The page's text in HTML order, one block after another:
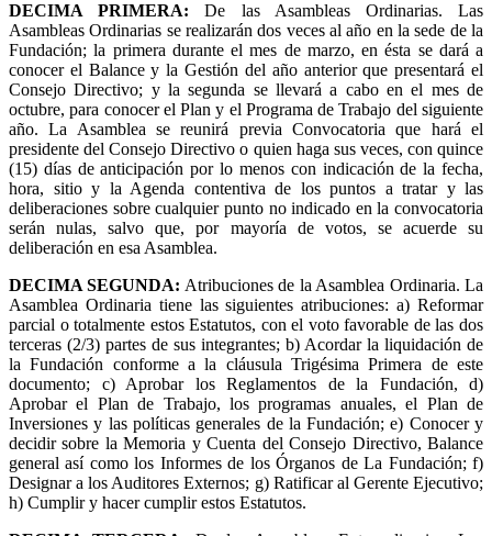
DECIMA PRIMERA: De las Asambleas Ordinarias. Las
Asambleas Ordinarias se realizarán dos veces al año en la sede de la
Fundación; la primera durante el mes de marzo, en ésta se dará a
conocer el Balance y la Gestión del año anterior que presentará el
Consejo Directivo; y la segunda se llevará a cabo en el mes de
octubre, para conocer el Plan y el Programa de Trabajo del siguiente
año. La Asamblea se reunirá previa Convocatoria que hará el
presidente del Consejo Directivo o quien haga sus veces, con quince
(15) días de anticipación por lo menos con indicación de la fecha,
hora, sitio y la Agenda contentiva de los puntos a tratar y las
deliberaciones sobre cualquier punto no indicado en la convocatoria
serán nulas, salvo que, por mayoría de votos, se acuerde su
deliberación en esa Asamblea.
DECIMA SEGUNDA: Atribuciones de la Asamblea Ordinaria. La
Asamblea Ordinaria tiene las siguientes atribuciones: a) Reformar
parcial o totalmente estos Estatutos, con el voto favorable de las dos
terceras (2/3) partes de sus integrantes; b) Acordar la liquidación de
la Fundación conforme a la cláusula Trigésima Primera de este
documento; c) Aprobar los Reglamentos de la Fundación, d)
Aprobar el Plan de Trabajo, los programas anuales, el Plan de
Inversiones y las políticas generales de la Fundación; e) Conocer y
decidir sobre la Memoria y Cuenta del Consejo Directivo, Balance
general así como los Informes de los Órganos de La Fundación; f)
Designar a los Auditores Externos; g) Ratificar al Gerente Ejecutivo;
h) Cumplir y hacer cumplir estos Estatutos.